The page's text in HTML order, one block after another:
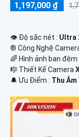
1,197,000 ₫
👁 Độ sắc nét : Ultra
®️ Công Nghệ
🌈 Hình ảnh ban đêm
🎼️ Thiết Kế Camera
️🔔 Ưu Điểm : Thu Âm